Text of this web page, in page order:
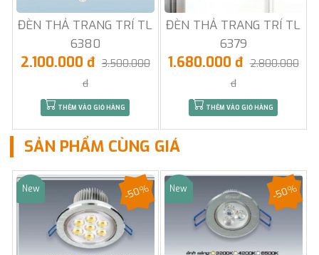
ĐÈN THẢ TRANG TRÍ TL
6380
2.100.000 đ 3.500.000
đ
THÊM VÀO GIỎ HÀNG
ĐÈN THẢ TRANG TRÍ TL
6379
1.680.000 đ 2.800.000
đ
THÊM VÀO GIỎ HÀNG
SẢN PHẨM CÙNG GIÁ
Sale
New -50% Sale
New -50%